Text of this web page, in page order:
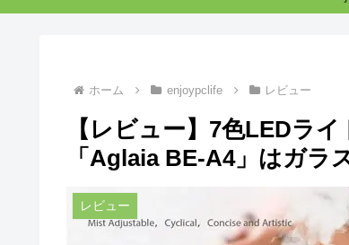
ホーム enjoypclife レビュー
【レビュー】7色LEDラ
「Aglaia BE-A4」はガラ
レビュー